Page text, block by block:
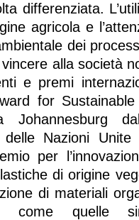
differenziata.
agricola e
dei
alla società
e premi
for Sustainable
Johannesburg
delle Nazioni
per
di origine
di materiali
come quelle